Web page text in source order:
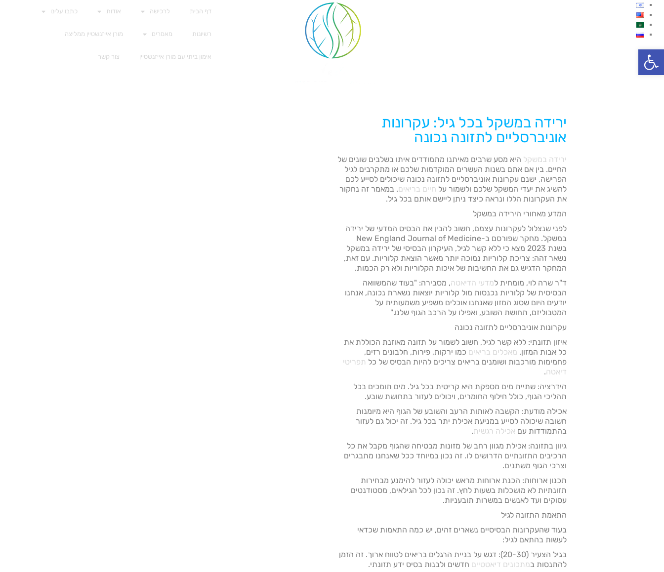
פתח סרגל נגישות
דף הבית לרכישה אודות כתבו עלינו
רשיונות מאמרים מורן אייזנשטיין ממליצה
אימון ביתי עם מורן אייזנשטיין צור קשר
ירידה במשקל בכל גיל: עקרונות
אוניברסליים לתזונה נכונה
ירידה במשקל היא מסע שרבים מאיתנו מתמודדים איתו בשלבים שונים של
החיים. בין אם אתם בשנות העשרים המוקדמות שלכם או מתקרבים לגיל
הפרישה, ישנם עקרונות אוניברסליים לתזונה נכונה שיכולים לסייע לכם
להשיג את יעדי המשקל שלכם ולשמור על חיים בריאים. במאמר זה נחקור
את העקרונות הללו ונראה כיצד ניתן ליישם אותם בכל גיל.
המדע מאחורי הירידה במשקל
לפני שנצלול לעקרונות עצמם, חשוב להבין את הבסיס המדעי של ירידה
במשקל. מחקר שפורסם ב-New England Journal of Medicine
בשנת 2023 מצא כי ללא קשר לגיל, העיקרון הבסיסי של ירידה במשקל
נשאר זהה: צריכת קלוריות נמוכה יותר מאשר הוצאת קלוריות. עם זאת,
המחקר הדגיש גם את החשיבות של איכות הקלוריות ולא רק הכמות.
ד"ר שרה לוי, מומחית למדעי הדיאטה, מסבירה: "בעוד שהמשוואה
הבסיסית של קלוריות נכנסות מול קלוריות יוצאות נשארת נכונה, אנחנו
יודעים היום שסוג המזון שאנחנו אוכלים משפיע משמעותית על
המטבוליזם, תחושת השובע, ואפילו על הרכב הגוף שלנו."
עקרונות אוניברסליים לתזונה נכונה
איזון תזונתי: ללא קשר לגיל, חשוב לשמור על תזונה מאוזנת הכוללת את
כל אבות המזון. מאכלים בריאים כמו ירקות, פירות, חלבונים רזים,
פחמימות מורכבות ושומנים בריאים צריכים להיות הבסיס של כל תפריטי
דיאטה.
הידרציה: שתיית מים מספקת היא קריטית בכל גיל. מים תומכים בכל
תהליכי הגוף, כולל חילוף החומרים, ויכולים לעזור בתחושת שובע.
אכילה מודעת: הקשבה לאותות הרעב והשובע של הגוף היא מיומנות
חשובה שיכולה לסייע במניעת אכילת יתר בכל גיל. זה יכול גם לעזור
בהתמודדות עם אכילה רגשית.
גיוון בתזונה: אכילת מגוון רחב של מזונות מבטיחה שהגוף מקבל את כל
הרכיבים התזונתיים הדרושים לו. זה נכון במיוחד ככל שאנחנו מתבגרים
וצרכי הגוף משתנים.
תכנון ארוחות: הכנת ארוחות מראש יכולה לעזור להימנע מבחירות
תזונתיות לא מושכלות בשעות לחץ. זה נכון לכל הגילאים, מסטודנטים
עסוקים ועד לאנשים במשרות תובעניות.
התאמת התזונה לגיל
בעוד שהעקרונות הבסיסיים נשארים זהים, יש כמה התאמות שכדאי
לעשות בהתאם לגיל:
בגיל הצעיר (20-30): דגש על בניית הרגלים בריאים לטווח ארוך. זה הזמן
להתנסות במתכונים דיאטטיים חדשים ולבנות בסיס ידע תזונתי.